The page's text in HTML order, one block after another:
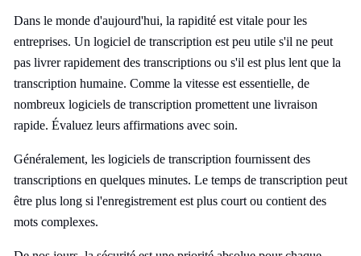
Dans le monde d'aujourd'hui, la rapidité est vitale pour les
entreprises. Un logiciel de transcription est peu utile s'il ne peut
pas livrer rapidement des transcriptions ou s'il est plus lent que la
transcription humaine. Comme la vitesse est essentielle, de
nombreux logiciels de transcription promettent une livraison
rapide. Évaluez leurs affirmations avec soin.
Généralement, les logiciels de transcription fournissent des
transcriptions en quelques minutes. Le temps de transcription peut
être plus long si l'enregistrement est plus court ou contient des
mots complexes.